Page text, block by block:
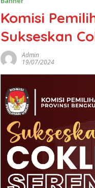
Komisi
Sukseskan
Admin
19/07/2024